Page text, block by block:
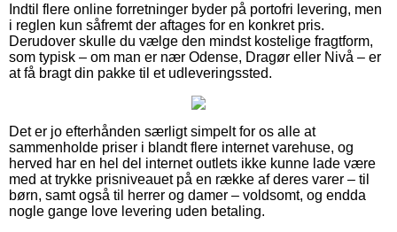
Indtil flere online forretninger byder på portofri levering, men
i reglen kun såfremt der aftages for en konkret pris.
Derudover skulle du vælge den mindst kostelige fragtform,
som typisk – om man er nær Odense, Dragør eller Nivå – er
at få bragt din pakke til et udleveringssted.
Det er jo efterhånden særligt simpelt for os alle at
sammenholde priser i blandt flere internet varehuse, og
herved har en hel del internet outlets ikke kunne lade være
med at trykke prisniveauet på en række af deres varer – til
børn, samt også til herrer og damer – voldsomt, og endda
nogle gange love levering uden betaling.